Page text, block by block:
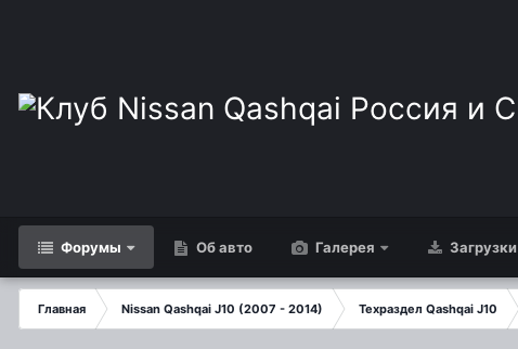
Форумы Об авто Галерея Загрузки
Главная Nissan Qashqai J10 (2007 - 2014) Техраздел Qashqai J10